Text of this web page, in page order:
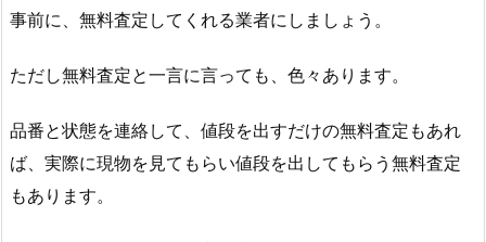
事前に、無料査定してくれる業者にしましょう。
ただし無料査定と一言に言っても、色々あります。
品番と状態を連絡して、値段を出すだけの無料査定もあれ
ば、実際に現物を見てもらい値段を出してもらう無料査定
もあります。